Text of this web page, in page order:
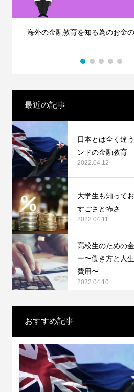
係〜社
世界のお金と日本のお金
2022.03.15
く
海外の金融教育を知る為のお金
最近の記事
日本とは全く違
ンドの金融教育
2022.04.12
大学生も知って
すごさと怖さ
2022.04.11
高校生のための
ー〜働き方と人
費用〜
2022.04.10
おすすめ記事